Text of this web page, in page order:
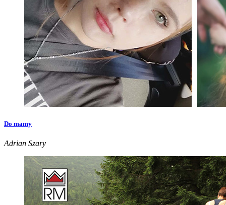
Do mamy
Adrian Szary